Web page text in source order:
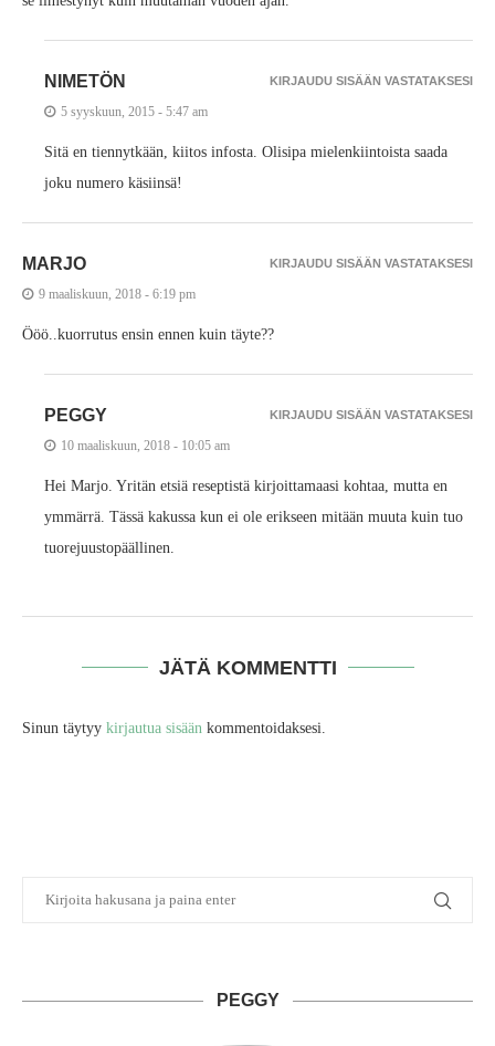
NIMETÖN
5 syyskuun, 2015 - 5:47 am
Sitä en tiennytkään, kiitos infosta. Olisipa mielenkiintoista saada
joku numero käsiinsä!
KIRJAUDU SISÄÄN VASTATAKSESI
MARJO
9 maaliskuun, 2018 - 6:19 pm
Ööö..kuorrutus ensin ennen kuin täyte??
KIRJAUDU SISÄÄN VASTATAKSESI
PEGGY
10 maaliskuun, 2018 - 10:05 am
Hei Marjo. Yritän etsiä reseptistä kirjoittamaasi kohtaa, mutta en
ymmärrä. Tässä kakussa kun ei ole erikseen mitään muuta kuin tuo
tuorejuustopäällinen.
KIRJAUDU SISÄÄN VASTATAKSESI
JÄTÄ KOMMENTTI
Sinun täytyy kirjautua sisään kommentoidaksesi.
PEGGY